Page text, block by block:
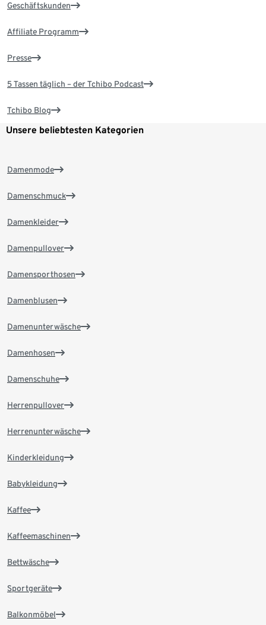
Geschäftskunden
Affiliate Programm
Presse
5 Tassen täglich – der Tchibo Podcast
Tchibo Blog
Unsere beliebtesten Kategorien
Damenmode
Damenschmuck
Damenkleider
Damenpullover
Damensporthosen
Damenblusen
Damenunterwäsche
Damenhosen
Damenschuhe
Herrenpullover
Herrenunterwäsche
Kinderkleidung
Babykleidung
Kaffee
Kaffeemaschinen
Bettwäsche
Sportgeräte
Balkonmöbel